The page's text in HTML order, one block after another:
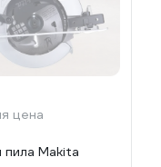
цена
пила Makita